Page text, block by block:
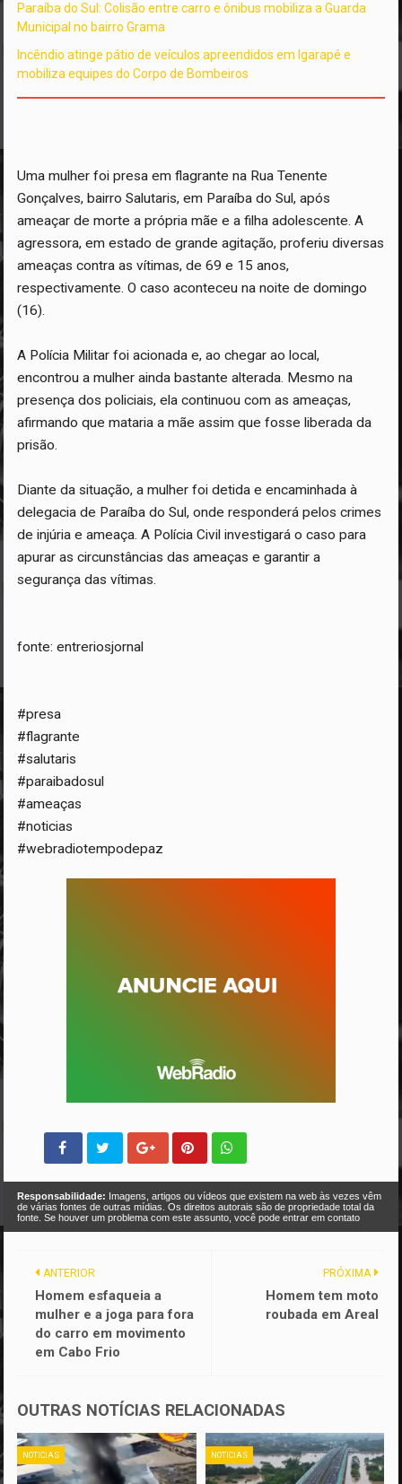
Paraíba do Sul: Colisão entre carro e ônibus mobiliza a Guarda
Municipal no bairro Grama
Incêndio atinge pátio de veículos apreendidos em Igarapé e
mobiliza equipes do Corpo de Bombeiros
Uma mulher foi presa em flagrante na Rua Tenente
Gonçalves, bairro Salutaris, em Paraíba do Sul, após
ameaçar de morte a própria mãe e a filha adolescente. A
agressora, em estado de grande agitação, proferiu diversas
ameaças contra as vítimas, de 69 e 15 anos,
respectivamente. O caso aconteceu na noite de domingo
(16).
A Polícia Militar foi acionada e, ao chegar ao local,
encontrou a mulher ainda bastante alterada. Mesmo na
presença dos policiais, ela continuou com as ameaças,
afirmando que mataria a mãe assim que fosse liberada da
prisão.
Diante da situação, a mulher foi detida e encaminhada à
delegacia de Paraíba do Sul, onde responderá pelos crimes
de injúria e ameaça. A Polícia Civil investigará o caso para
apurar as circunstâncias das ameaças e garantir a
segurança das vítimas.
fonte: entreriosjornal
#presa
#flagrante
#salutaris
#paraibadosul
#ameaças
#noticias
#webradiotempodepaz
Responsabilidade: Imagens, artigos ou vídeos que existem na web às vezes vêm
de várias fontes de outras mídias. Os direitos autorais são de propriedade total da
fonte. Se houver um problema com este assunto, você pode entrar em contato
PRÓXIMA
Homem tem moto
roubada em Areal
ANTERIOR
Homem esfaqueia a
mulher e a joga para fora
do carro em movimento
em Cabo Frio
OUTRAS NOTÍCIAS RELACIONADAS
NOTICIAS NOTICIAS